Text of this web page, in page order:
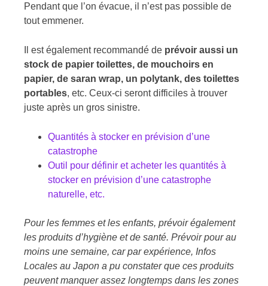
Pendant que l’on évacue, il n’est pas possible de
tout emmener.
Il est également recommandé de prévoir aussi un
stock de papier toilettes, de mouchoirs en
papier, de saran wrap, un polytank, des toilettes
portables, etc. Ceux-ci seront difficiles à trouver
juste après un gros sinistre.
Quantités à stocker en prévision d’une
catastrophe
Outil pour définir et acheter les quantités à
stocker en prévision d’une catastrophe
naturelle, etc.
Pour les femmes et les enfants, prévoir également
les produits d’hygiène et de santé. Prévoir pour au
moins une semaine, car par expérience, Infos
Locales au Japon a pu constater que ces produits
peuvent manquer assez longtemps dans les zones